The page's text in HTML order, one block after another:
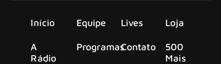
Início
A
Rádio
Equipe
Programas
Lives
Contato
Loja
500
Mais